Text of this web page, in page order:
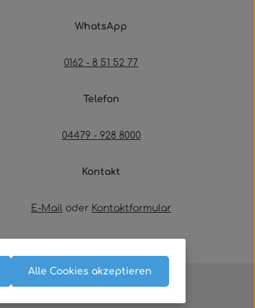
WhatsApp
0162 - 8 51 52 77
Telefon
04479 - 928 8000
Kontakt
E-Mail oder Kontaktformular
Alle Cookies akzeptieren